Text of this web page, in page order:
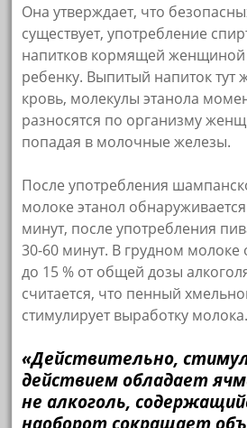
Она утверждает, что
существует, употребление
напитков кормящей женщиной
ребенку. Выпитый напиток тут
кровь, молекулы этанола
разносятся по организму
попадая в молочные железы.
После употребления
молоке этанол
минут, после употребления
30-60 минут. В грудном молоке
до 15 % от общей дозы
считается, что пенный
стимулирует выработку молока.
«Действительно,
действием обладает
не алкоголь,
наоборот сокращает